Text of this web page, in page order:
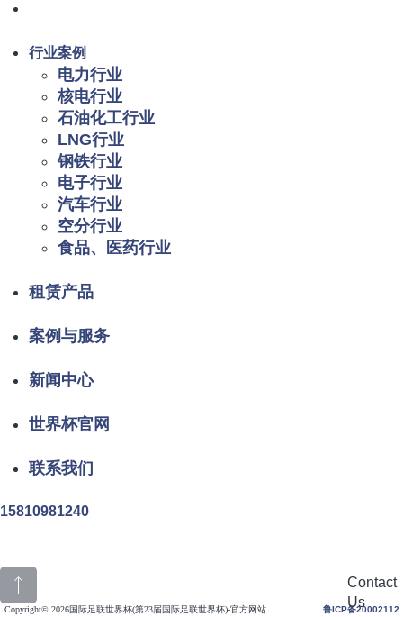
Contact
Us
行业案例
电力行业
核电行业
石油化工行业
LNG行业
钢铁行业
电子行业
汽车行业
空分行业
食品、医药行业
租赁产品
案例与服务
新闻中心
世界杯官网
联系我们
15810981240
Copyright© 2026国际足联世界杯(第23届国际足联世界杯)-官方网站 鲁ICP备20002112